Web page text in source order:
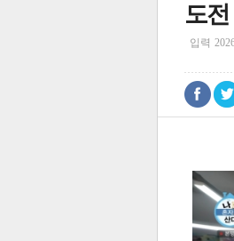
로그
도
입력